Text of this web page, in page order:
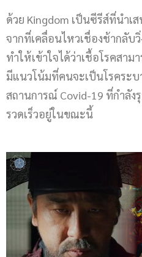
ด้วย Kingdom เป็นซีรีส์ที่นำ
จากที่เคลื่อนไหวเชื่องช้ากลับ
ทำให้เข้าใจได้ว่าเชื้อโรคสาม
มีแนวโน้มที่คนจะเป็นโรคระ
สถานการณ์ Covid-19 ที่กำลัง
รวดเร็วอยู่ในขณะนี้